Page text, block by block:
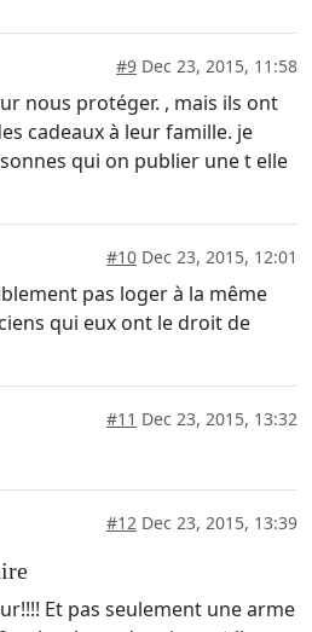
#9 Dec 23, 2015, 11:58
nous protéger. , mais ils ont
cadeaux à leur famille. je
qui on publier une t elle
#10 Dec 23, 2015, 12:01
pas loger à la même
qui eux ont le droit de
#11 Dec 23, 2015, 13:32
#12 Dec 23, 2015, 13:39
Et pas seulement une arme